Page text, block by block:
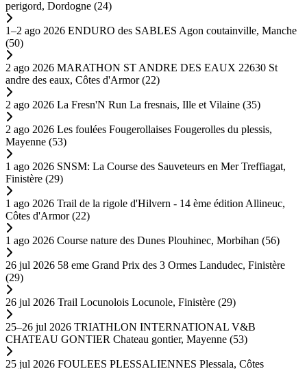
perigord, Dordogne (24)
1–2 ago 2026 ENDURO des SABLES Agon coutainville, Manche
(50)
2 ago 2026 MARATHON ST ANDRE DES EAUX 22630 St
andre des eaux, Côtes d'Armor (22)
2 ago 2026 La Fresn'N Run La fresnais, Ille et Vilaine (35)
2 ago 2026 Les foulées Fougerollaises Fougerolles du plessis,
Mayenne (53)
1 ago 2026 SNSM: La Course des Sauveteurs en MerTreffiagat,
Finistère (29)
1 ago 2026 Trail de la rigole d'Hilvern - 14 ème édition Allineuc,
Côtes d'Armor (22)
1 ago 2026 Course nature des Dunes Plouhinec, Morbihan (56)
26 jul 2026 58 eme Grand Prix des 3 Ormes Landudec, Finistère
(29)
26 jul 2026 Trail Locunolois Locunole, Finistère (29)
25–26 jul 2026 TRIATHLON INTERNATIONAL V&B
CHATEAU GONTIER Chateau gontier, Mayenne (53)
25 jul 2026 FOULEES PLESSALIENNES Plessala, Côtes